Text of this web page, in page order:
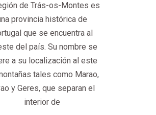
de Trás-os-Montes es
provincia histórica de
que se encuentra al
del país. Su nombre se
a su localización al este
tales como Marao,
y Geres, que separan el
interior de